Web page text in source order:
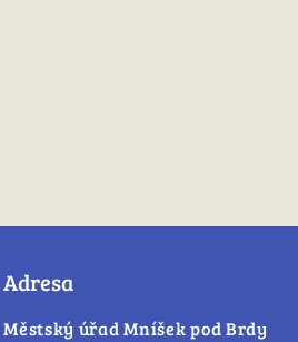
Adresa
Městský úřad Mníšek pod Brdy